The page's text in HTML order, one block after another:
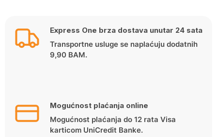
Express One brza dostava unutar 24 sata
Transportne usluge se naplaćuju dodatnih
9,90 BAM.
Mogućnost plaćanja online
Mogućnost plaćanja do 12 rata Visa
karticom UniCredit Banke.